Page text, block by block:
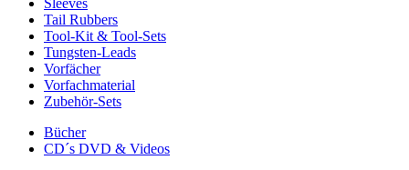
Tail Rubbers
Tool-Kit & Tool-Sets
Tungsten-Leads
Vorfächer
Vorfachmaterial
Zubehör-Sets
Bücher
CD´s DVD & Videos